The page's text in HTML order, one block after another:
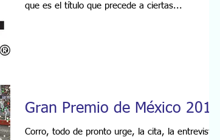
que es el título que precede a ciertas...
Gran Premio de México 2016
Corro, todo de pronto urge, la cita, la entrevista,